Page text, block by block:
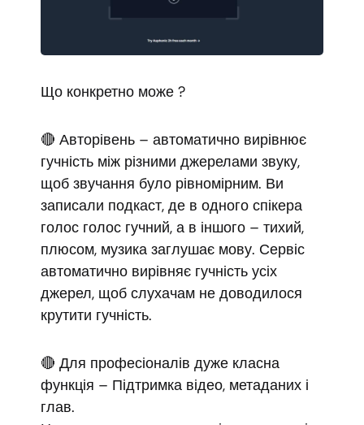
Що конкретно може ?
🔴 Авторівень – автоматично вирівнює
гучність між різними джерелами звуку,
щоб звучання було рівномірним. Ви
записали подкаст, де в одного спікера
голос голос гучний, а в іншого – тихий,
плюсом, музика заглушає мову. Сервіс
автоматично вирівняє гучність усіх
джерел, щоб слухачам не доводилося
крутити гучність.
🔴 Для професіоналів дуже класна
функція – Підтримка відео, метаданих і
глав.